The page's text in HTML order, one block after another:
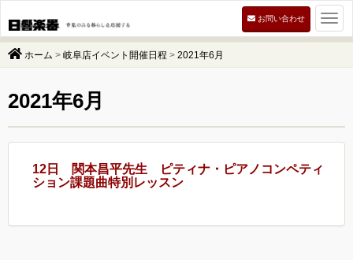
お問い合わせ
ホーム > 岐阜店イベント開催日程 > 2021年6月
2021年6月
12日 関本昌平先生 ピティナ・ピアノコンペティ
ション課題曲特別レッスン